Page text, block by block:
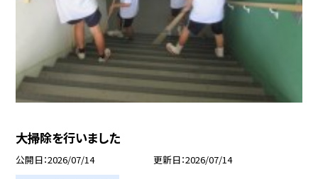
大掃除を行いました
公開日 2026/07/14 更新日 2026/07/14